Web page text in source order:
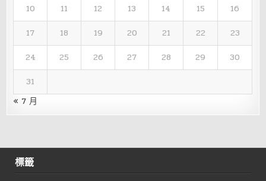
10
11 12 13 14 15
16
17
18 19 20 21 22
23
24
25 26 27 28 29
30
31
« 7 月
標籤